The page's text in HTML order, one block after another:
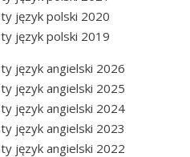
język polski 2020
język polski 2019
język angielski 2026
język angielski 2025
język angielski 2024
język angielski 2023
język angielski 2022